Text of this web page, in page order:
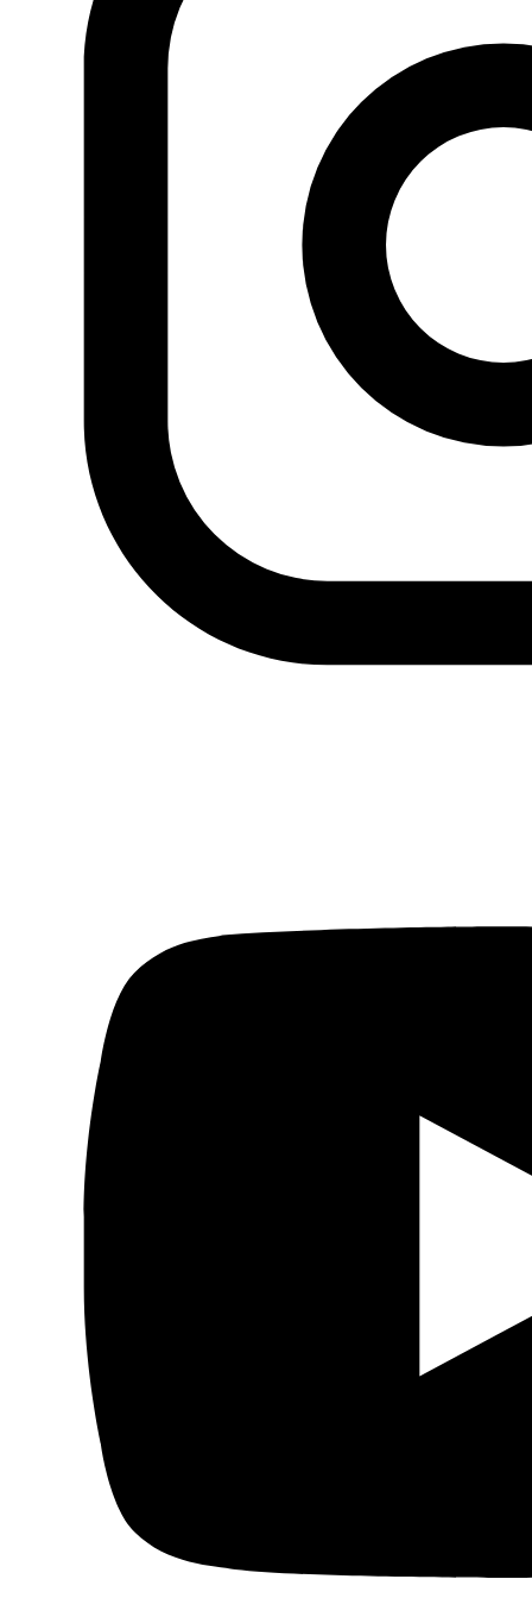
Migraciones
Protestas sociales
Humor Árabe
Cultura
Prensa árabe
Libertad de expresión
Actualidad de medios árabes